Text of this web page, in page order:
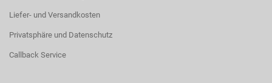
Liefer- und Versandkosten
Privatsphäre und Datenschutz
Callback Service